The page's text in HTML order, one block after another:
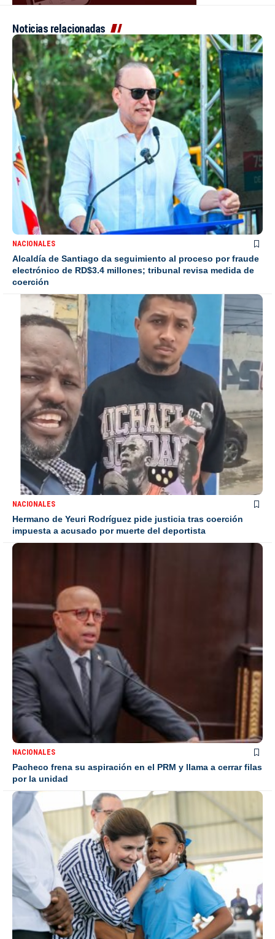
Noticias relacionadas
NACIONALES
Alcaldía de Santiago da seguimiento al proceso por fraude
electrónico de RD$3.4 millones; tribunal revisa medida de
coerción
NACIONALES
Hermano de Yeuri Rodríguez pide justicia tras coerción
impuesta a acusado por muerte del deportista
NACIONALES
Pacheco frena su aspiración en el PRM y llama a cerrar filas
por la unidad